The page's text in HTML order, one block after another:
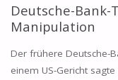
Deutsche-
Manipulation
Der frühere Deutsche-
einem US-Gericht